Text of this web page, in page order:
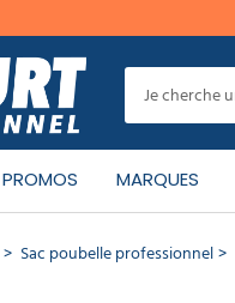
PROMOS MARQUES
Sac poubelle professionnel